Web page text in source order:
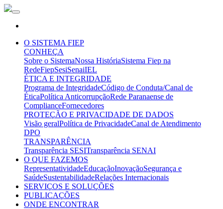
O SISTEMA FIEP
CONHEÇA
Sobre o SistemaNossa HistóriaSistema Fiep na
RedeFiepSesiSenaiIEL
ÉTICA E INTEGRIDADE
Programa de IntegridadeCódigo de Conduta/Canal de
ÉticaPolítica AnticorrupçãoRede Paranaense de
ComplianceFornecedores
PROTEÇÃO E PRIVACIDADE DE DADOS
Visão geralPolítica de PrivacidadeCanal de Atendimento
DPO
TRANSPARÊNCIA
Transparência SESITransparência SENAI
O QUE FAZEMOS
RepresentatividadeEducaçãoInovaçãoSegurança e
SaúdeSustentabilidadeRelações Internacionais
SERVIÇOS E SOLUÇÕES
PUBLICAÇÕES
ONDE ENCONTRAR